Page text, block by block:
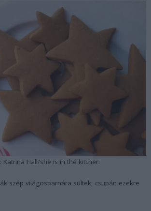
Katrina Hall/she is in the kitchen
szép világosbarnára sültek, csupán ezekre